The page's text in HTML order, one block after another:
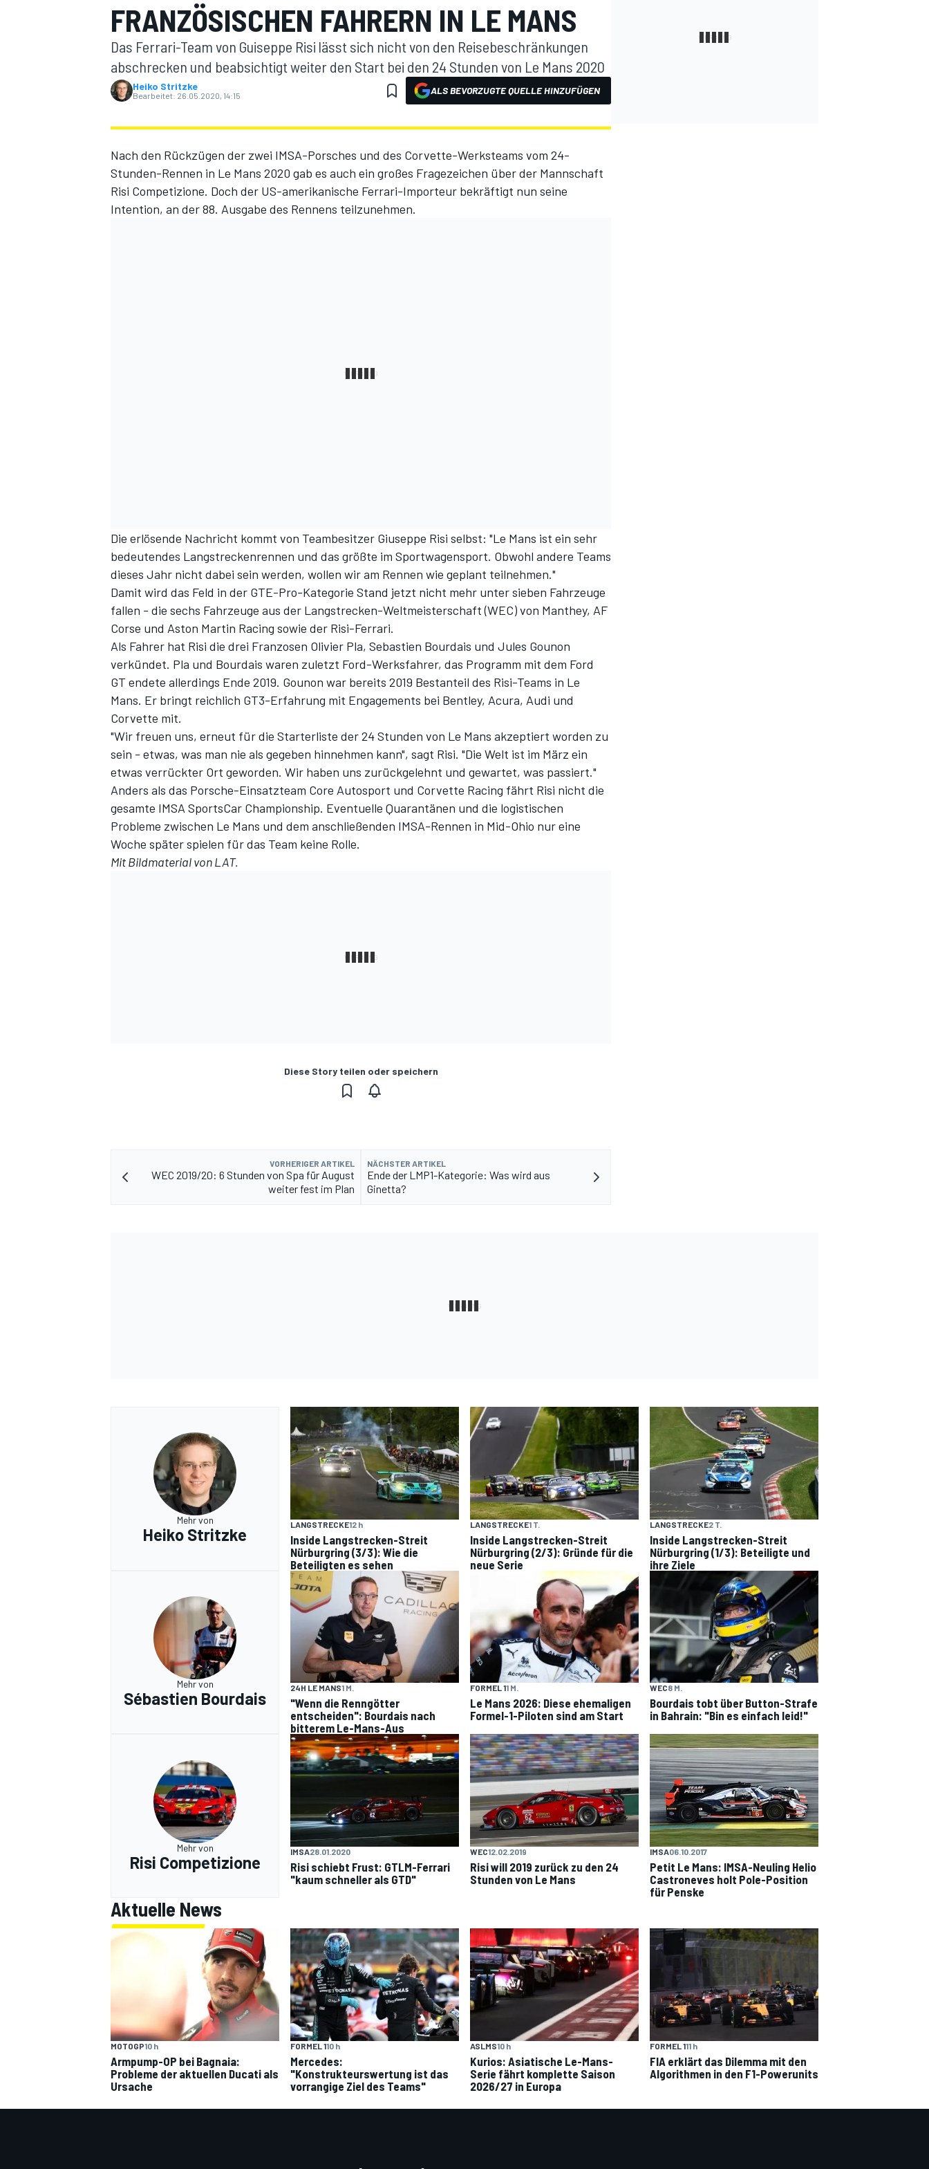
FRANZÖSISCHEN FAHRERN IN LE MANS
Das Ferrari-Team von Guiseppe Risi lässt sich nicht von den Reisebeschränkungen
abschrecken und beabsichtigt weiter den Start bei den 24 Stunden von Le Mans 2020
Heiko Stritzke
Bearbeitet: 26.05.2020, 14:15 ALS BEVORZUGTE QUELLE HINZUFÜGEN
Nach den Rückzügen der zwei IMSA-Porsches und des Corvette-Werksteams vom 24-
Stunden-Rennen in Le Mans 2020 gab es auch ein großes Fragezeichen über der Mannschaft
Risi Competizione. Doch der US-amerikanische Ferrari-Importeur bekräftigt nun seine
Intention, an der 88. Ausgabe des Rennens teilzunehmen.
Die erlösende Nachricht kommt von Teambesitzer Giuseppe Risi selbst: "Le Mans ist ein sehr
bedeutendes Langstreckenrennen und das größte im Sportwagensport. Obwohl andere Teams
dieses Jahr nicht dabei sein werden, wollen wir am Rennen wie geplant teilnehmen."
Damit wird das Feld in der GTE-Pro-Kategorie Stand jetzt nicht mehr unter sieben Fahrzeuge
fallen - die sechs Fahrzeuge aus der Langstrecken-Weltmeisterschaft (WEC) von Manthey, AF
Corse und Aston Martin Racing sowie der Risi-Ferrari.
Als Fahrer hat Risi die drei Franzosen Olivier Pla, Sebastien Bourdais und Jules Gounon
verkündet. Pla und Bourdais waren zuletzt Ford-Werksfahrer, das Programm mit dem Ford
GT endete allerdings Ende 2019. Gounon war bereits 2019 Bestanteil des Risi-Teams in Le
Mans. Er bringt reichlich GT3-Erfahrung mit Engagements bei Bentley, Acura, Audi und
Corvette mit.
"Wir freuen uns, erneut für die Starterliste der 24 Stunden von Le Mans akzeptiert worden zu
sein - etwas, was man nie als gegeben hinnehmen kann", sagt Risi. "Die Welt ist im März ein
etwas verrückter Ort geworden. Wir haben uns zurückgelehnt und gewartet, was passiert."
Anders als das Porsche-Einsatzteam Core Autosport und Corvette Racing fährt Risi nicht die
gesamte IMSA SportsCar Championship. Eventuelle Quarantänen und die logistischen
Probleme zwischen Le Mans und dem anschließenden IMSA-Rennen in Mid-Ohio nur eine
Woche später spielen für das Team keine Rolle.
Mit Bildmaterial von LAT.
Diese Story teilen oder speichern
VORHERIGER ARTIKEL
WEC 2019/20: 6 Stunden von Spa für August
weiter fest im Plan
NÄCHSTER ARTIKEL
Ende der LMP1-Kategorie: Was wird aus
Ginetta?
Mehr von
Heiko Stritzke
LANGSTRECKE12 h
Inside Langstrecken-Streit
Nürburgring (3/3): Wie die
Beteiligten es sehen
LANGSTRECKE1 T.
Inside Langstrecken-Streit
Nürburgring (2/3): Gründe für die
neue Serie
LANGSTRECKE2 T.
Inside Langstrecken-Streit
Nürburgring (1/3): Beteiligte und
ihre Ziele
Mehr von
Sébastien Bourdais
24H LE MANS1 M.
"Wenn die Renngötter
entscheiden": Bourdais nach
bitterem Le-Mans-Aus
FORMEL 11 M.
Le Mans 2026: Diese ehemaligen
Formel-1-Piloten sind am Start
WEC8 M.
Bourdais tobt über Button-Strafe
in Bahrain: "Bin es einfach leid!"
Mehr von
Risi Competizione
IMSA28.01.2020
Risi schiebt Frust: GTLM-Ferrari
"kaum schneller als GTD"
WEC12.02.2019
Risi will 2019 zurück zu den 24
Stunden von Le Mans
IMSA06.10.2017
Petit Le Mans: IMSA-Neuling Helio
Castroneves holt Pole-Position
für Penske
Aktuelle News
MOTOGP10 h
Armpump-OP bei Bagnaia:
Probleme der aktuellen Ducati als
Ursache
FORMEL 110 h
Mercedes:
"Konstrukteurswertung ist das
vorrangige Ziel des Teams"
ASLMS10 h
Kurios: Asiatische Le-Mans-
Serie fährt komplette Saison
2026/27 in Europa
FORMEL 111 h
FIA erklärt das Dilemma mit den
Algorithmen in den F1-Powerunits